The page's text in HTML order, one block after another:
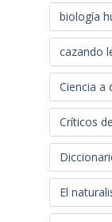
biología
cazando
Ciencia a
Críticos
El